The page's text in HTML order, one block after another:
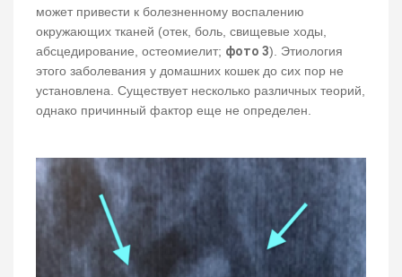
может привести к болезненному воспалению
окружающих тканей (отек, боль, свищевые ходы,
абсцедирование, остеомиелит; фото 3). Этиология
этого заболевания у домашних кошек до сих пор не
установлена. Существует несколько различных теорий,
однако причинный фактор еще не определен.